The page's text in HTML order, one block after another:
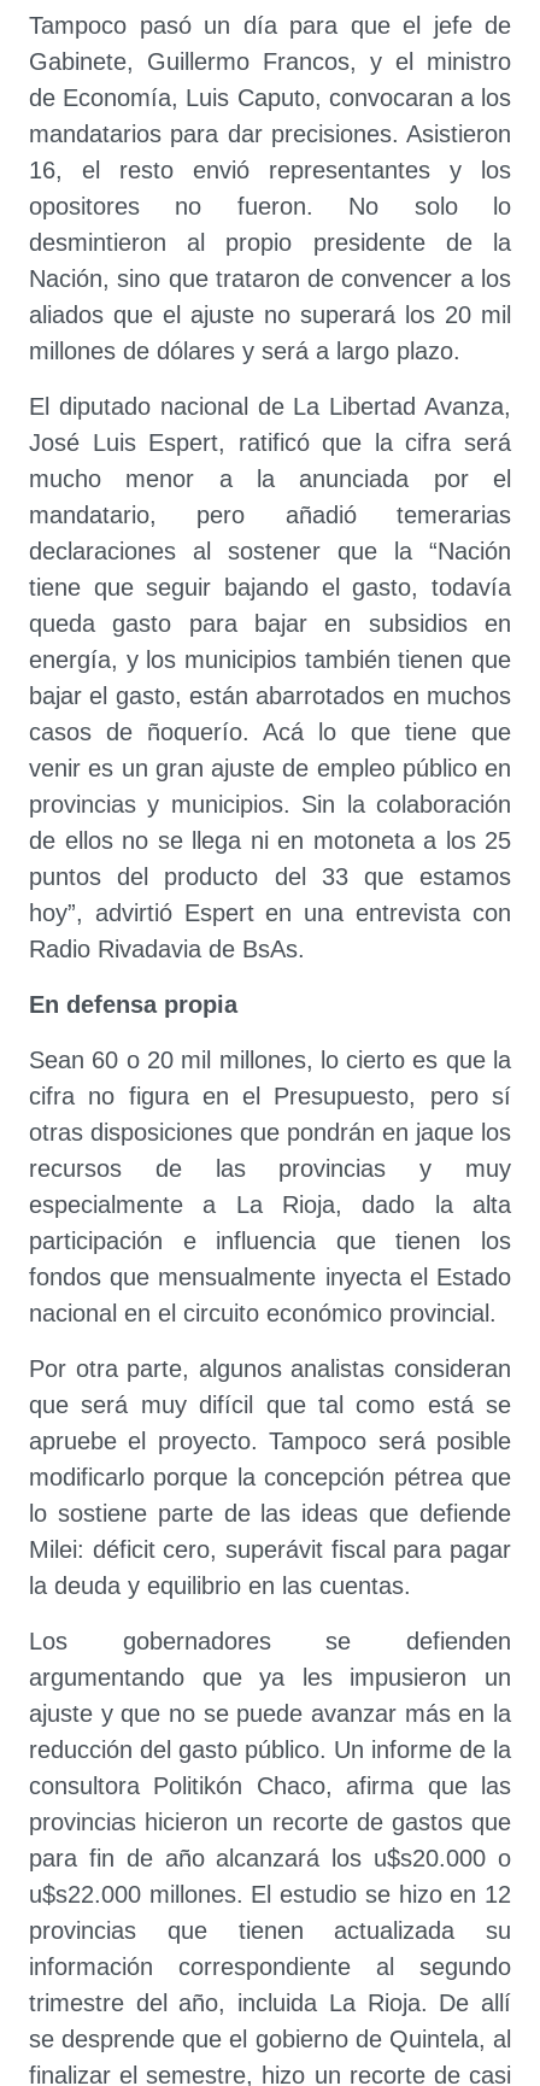
Tampoco pasó un día para que el jefe de
Gabinete, Guillermo Francos, y el ministro
de Economía, Luis Caputo, convocaran a los
mandatarios para dar precisiones. Asistieron
16, el resto envió representantes y los
opositores no fueron. No solo lo
desmintieron al propio presidente de la
Nación, sino que trataron de convencer a los
aliados que el ajuste no superará los 20 mil
millones de dólares y será a largo plazo.
El diputado nacional de La Libertad Avanza,
José Luis Espert, ratificó que la cifra será
mucho menor a la anunciada por el
mandatario, pero añadió temerarias
declaraciones al sostener que la “Nación
tiene que seguir bajando el gasto, todavía
queda gasto para bajar en subsidios en
energía, y los municipios también tienen que
bajar el gasto, están abarrotados en muchos
casos de ñoquerío. Acá lo que tiene que
venir es un gran ajuste de empleo público en
provincias y municipios. Sin la colaboración
de ellos no se llega ni en motoneta a los 25
puntos del producto del 33 que estamos
hoy”, advirtió Espert en una entrevista con
Radio Rivadavia de BsAs.
En defensa propia
Sean 60 o 20 mil millones, lo cierto es que la
cifra no figura en el Presupuesto, pero sí
otras disposiciones que pondrán en jaque los
recursos de las provincias y muy
especialmente a La Rioja, dado la alta
participación e influencia que tienen los
fondos que mensualmente inyecta el Estado
nacional en el circuito económico provincial.
Por otra parte, algunos analistas consideran
que será muy difícil que tal como está se
apruebe el proyecto. Tampoco será posible
modificarlo porque la concepción pétrea que
lo sostiene parte de las ideas que defiende
Milei: déficit cero, superávit fiscal para pagar
la deuda y equilibrio en las cuentas.
Los gobernadores se defienden
argumentando que ya les impusieron un
ajuste y que no se puede avanzar más en la
reducción del gasto público. Un informe de la
consultora Politikón Chaco, afirma que las
provincias hicieron un recorte de gastos que
para fin de año alcanzará los u$s20.000 o
u$s22.000 millones. El estudio se hizo en 12
provincias que tienen actualizada su
información correspondiente al segundo
trimestre del año, incluida La Rioja. De allí
se desprende que el gobierno de Quintela, al
finalizar el semestre, hizo un recorte de casi